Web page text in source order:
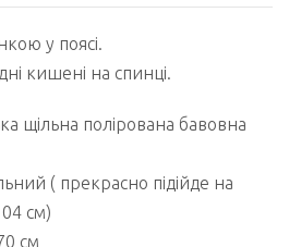
у поясі.
кишені на спинці.
щільна полірована бавовна
( прекрасно підійде на
см)
см